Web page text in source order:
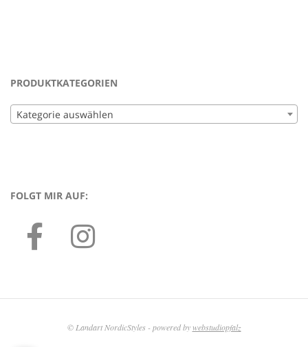
PRODUKTKATEGORIEN
Kategorie auswählen
FOLGT MIR AUF:
© Landart NordicStyles - powered bywebstudiopfalz